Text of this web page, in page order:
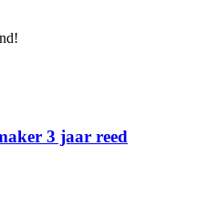
3 jaar reed